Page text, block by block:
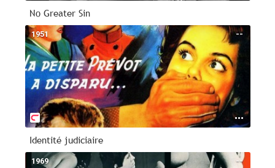
No Greater Sin
--
1951
Identité judiciaire
--
1969